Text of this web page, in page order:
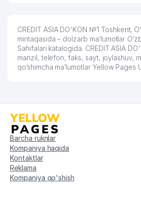
CREDIT ASIA DO'KON №1 Toshkent,
mintaqasida – dolzarb ma’lumotlar
Sahifalari katalogida. CREDIT ASIA
manzil, telefon, faks, sayt, joylashuv,
qo’shimcha ma’lumotlar Yellow Pages
Barcha ruknlar
Kompaniya haqida
Kontaktlar
Reklama
Kompaniya qo'shish